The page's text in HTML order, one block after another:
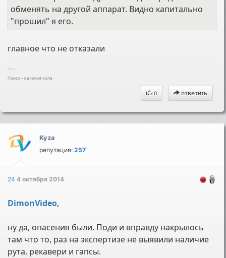
обменять на другой аппарат. Видно капитально
"прошил" я его.
главное что не отказали
---
Поиск - великая сила
0 ответить
Kyza
репутация:257
244 октября 2014
DimonVideo,
ну да, опасения были. Поди и вправду накрылось
там что то, раз на экспертизе не выявили наличие
рута, рекавери и гапсы.